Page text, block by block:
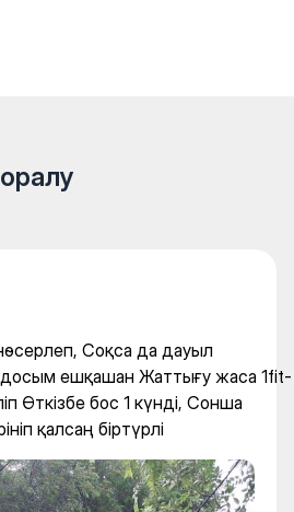
Water sports
Соқса да дауыл
досым ешқашан Жаттығу жаса 1fit-
Өткізбе бос 1 күнді, Сонша
қалсаң біртүрлі